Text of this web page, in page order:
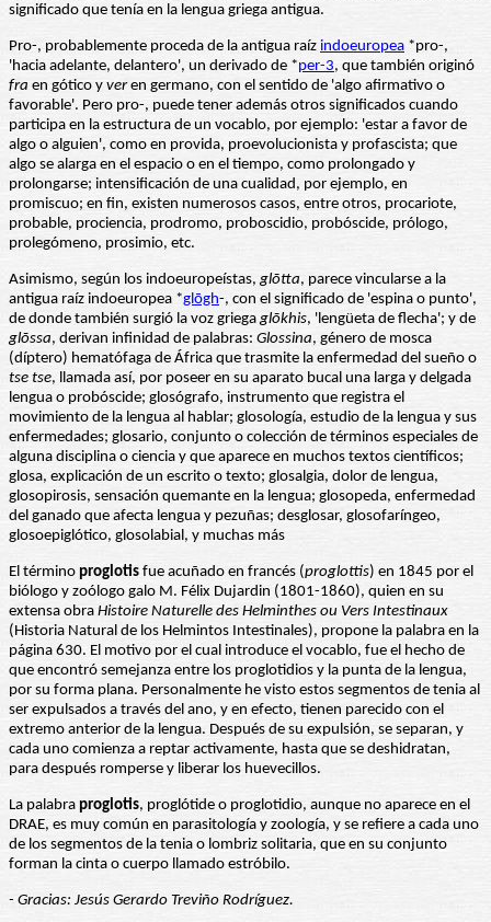
significado que tenía en la lengua griega antigua.
Pro-, probablemente proceda de la antigua raíz indoeuropea *pro-,
'hacia adelante, delantero', un derivado de *per-3, que también originó
fra en gótico y veren germano, con el sentido de 'algo afirmativo o
favorable'. Pero pro-, puede tener además otros significados cuando
participa en la estructura de un vocablo, por ejemplo: 'estar a favor de
algo o alguien', como en provida, proevolucionista y profascista; que
algo se alarga en el espacio o en el tiempo, como prolongado y
prolongarse; intensificación de una cualidad, por ejemplo, en
promiscuo; en fin, existen numerosos casos, entre otros, procariote,
probable, prociencia, prodromo, proboscidio, probóscide, prólogo,
prolegómeno, prosimio, etc.
Asimismo, según los indoeuropeístas, glōtta, parece vincularse a la
antigua raíz indoeuropea *glōgh-, con el significado de 'espina o punto',
de donde también surgió la voz griegaglōkhis, 'lengüeta de flecha'; y de
glōssa, derivan infinidad de palabras: Glossina, género de mosca
(díptero) hematófaga de África que trasmite la enfermedad del sueño o
tse tse, llamada así, por poseer en su aparato bucal una larga y delgada
lengua o probóscide; glosógrafo, instrumento que registra el
movimiento de la lengua al hablar; glosología, estudio de la lengua y sus
enfermedades; glosario, conjunto o colección de términos especiales de
alguna disciplina o ciencia y que aparece en muchos textos científicos;
glosa, explicación de un escrito o texto; glosalgia, dolor de lengua,
glosopirosis, sensación quemante en la lengua; glosopeda, enfermedad
del ganado que afecta lengua y pezuñas; desglosar, glosofaríngeo,
glosoepiglótico, glosolabial, y muchas más
El término proglotis fue acuñado en francés (proglottis) en 1845 por el
biólogo y zoólogo galo M. Félix Dujardin (1801-1860), quien en su
extensa obra Histoire Naturelle des Helminthes ou Vers Intestinaux
(Historia Natural de los Helmintos Intestinales), propone la palabra en la
página 630. El motivo por el cual introduce el vocablo, fue el hecho de
que encontró semejanza entre los proglotidios y la punta de la lengua,
por su forma plana. Personalmente he visto estos segmentos de tenia al
ser expulsados a través del ano, y en efecto, tienen parecido con el
extremo anterior de la lengua. Después de su expulsión, se separan, y
cada uno comienza a reptar activamente, hasta que se deshidratan,
para después romperse y liberar los huevecillos.
La palabra proglotis, proglótide o proglotidio, aunque no aparece en el
DRAE, es muy común en parasitología y zoología, y se refiere a cada uno
de los segmentos de la tenia o lombriz solitaria, que en su conjunto
forman la cinta o cuerpo llamado estróbilo.
- Gracias: Jesús Gerardo Treviño Rodríguez.